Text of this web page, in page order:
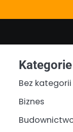
Kategorie
Bez kategorii
Biznes